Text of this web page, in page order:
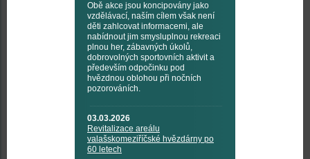
Obě akce jsou koncipovány jako
vzdělávací, naším cílem však není
děti zahlcovat informacemi, ale
nabídnout jim smysluplnou rekreaci
plnou her, zábavných úkolů,
dobrovolných sportovních aktivit a
především odpočinku pod
hvězdnou oblohou při nočních
pozorováních.
03.03.2026
Revitalizace areálu
valašskomeziříčské hvězdárny po
60 letech